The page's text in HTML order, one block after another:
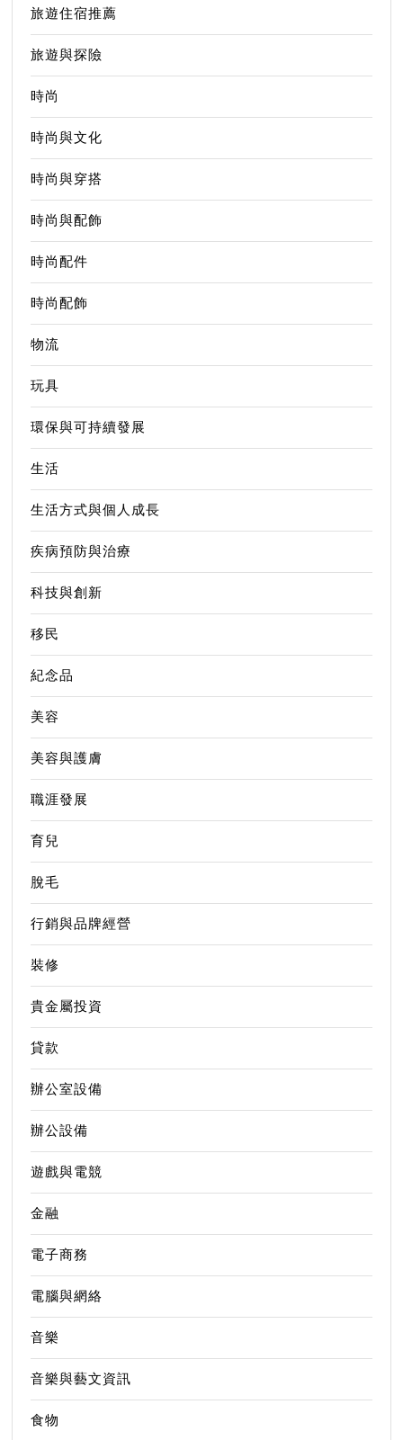
旅遊住宿推薦
旅遊與探險
時尚
時尚與文化
時尚與穿搭
時尚與配飾
時尚配件
時尚配飾
物流
玩具
環保與可持續發展
生活
生活方式與個人成長
疾病預防與治療
科技與創新
移民
紀念品
美容
美容與護膚
職涯發展
育兒
脫毛
行銷與品牌經營
裝修
貴金屬投資
貸款
辦公室設備
辦公設備
遊戲與電競
金融
電子商務
電腦與網絡
音樂
音樂與藝文資訊
食物